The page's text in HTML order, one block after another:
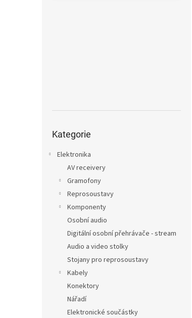
kategorie
Kategorie
Elektronika
AV receivery
Gramofony
Reprosoustavy
Komponenty
Osobní audio
Digitální osobní přehrávače - stream
Audio a video stolky
Stojany pro reprosoustavy
Kabely
Konektory
Nářadí
Elektronické součástky